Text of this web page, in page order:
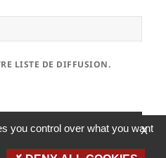
LISTE DE DIFFUSION.
X
you control over what you want